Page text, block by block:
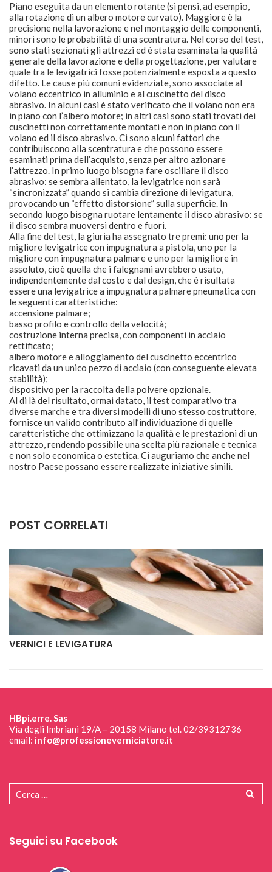
Piano eseguita da un elemento rotante (si pensi, ad esempio,
alla rotazione di un albero motore curvato). Maggiore è la
precisione nella lavorazione e nel montaggio delle componenti,
minori sono le probabilità di una scentratura. Nel corso del test,
sono stati sezionati gli attrezzi ed è stata esaminata la qualità
generale della lavorazione e della progettazione, per valutare
quale tra le levigatrici fosse potenzialmente esposta a questo
difetto. Le cause più comuni evidenziate, sono associate al
volano eccentrico in alluminio e al cuscinetto del disco
abrasivo. In alcuni casi è stato verificato che il volano non era
in piano con l’albero motore; in altri casi sono stati trovati dei
cuscinetti non correttamente montati e non in piano con il
volano ed il disco abrasivo. Ci sono alcuni fattori che
contribuiscono alla scentratura e che possono essere
esaminati prima dell’acquisto, senza per altro azionare
l’attrezzo. In primo luogo bisogna fare oscillare il disco
abrasivo: se sembra allentato, la levigatrice non sarà
“sincronizzata” quando si cambia direzione di levigatura,
provocando un “effetto distorsione” sulla superficie. In
secondo luogo bisogna ruotare lentamente il disco abrasivo: se
il disco sembra muoversi dentro e fuori.
Alla fine del test, la giuria ha assegnato tre premi: uno per la
migliore levigatrice con impugnatura a pistola, uno per la
migliore con impugnatura palmare e uno per la migliore in
assoluto, cioè quella che i falegnami avrebbero usato,
indipendentemente dal costo e dal design, che è risultata
essere una levigatrice a impugnatura palmare pneumatica con
le seguenti caratteristiche:
accensione palmare;
basso profilo e controllo della velocità;
costruzione interna precisa, con componenti in acciaio
rettificato;
albero motore e alloggiamento del cuscinetto eccentrico
ricavati da un unico pezzo di acciaio (con conseguente elevata
stabilità);
dispositivo per la raccolta della polvere opzionale.
Al di là del risultato, ormai datato, il test comparativo tra
diverse marche e tra diversi modelli di uno stesso costruttore,
fornisce un valido contributo all’individuazione di quelle
caratteristiche che ottimizzano la qualità e le prestazioni di un
attrezzo, rendendo possibile una scelta più razionale e tecnica
e non solo economica o estetica. Ci auguriamo che anche nel
nostro Paese possano essere realizzate iniziative simili.
POST CORRELATI
VERNICI E LEVIGATURA
HBpi.erre. Sas
Via degli Imbriani 19/A – 20158 Milano tel. 02/39312736
email: info@professioneverniciatore.it
Seguici su Facebook